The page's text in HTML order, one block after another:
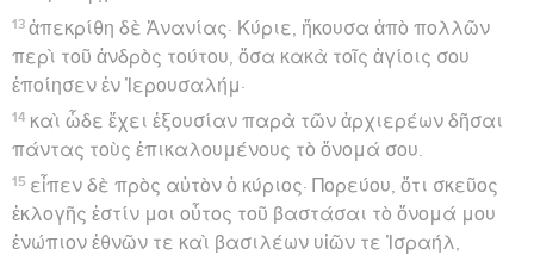
13 ἀπεκρίθη δὲ Ἁνανίας· Κύριε, ἤκουσα ἀπὸ πολλῶν
περὶ τοῦ ἀνδρὸς τούτου, ὅσα κακὰ τοῖς ἁγίοις σου
ἐποίησεν ἐν Ἰερουσαλήμ·
14 καὶ ὧδε ἔχει ἐξουσίαν παρὰ τῶν ἀρχιερέων δῆσαι
πάντας τοὺς ἐπικαλουμένους τὸ ὄνομά σου.
15 εἶπεν δὲ πρὸς αὐτὸν ὁ κύριος· Πορεύου, ὅτι σκεῦος
ἐκλογῆς ἐστίν μοι οὗτος τοῦ βαστάσαι τὸ ὄνομά μου
ἐνώπιον ἐθνῶν τε καὶ βασιλέων υἱῶν τε Ἰσραήλ,